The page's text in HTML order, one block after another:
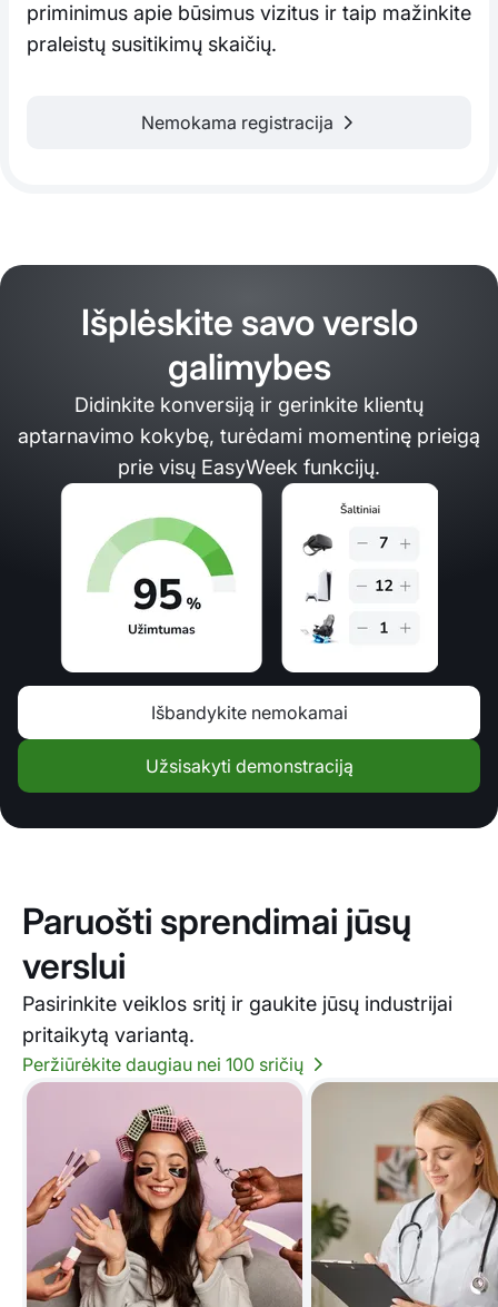
priminimus apie būsimus vizitus ir taip mažinkite
praleistų susitikimų skaičių.
Nemokama registracija
Išplėskite savo verslo
galimybes
Didinkite konversiją ir gerinkite klientų
aptarnavimo kokybę, turėdami momentinę prieigą
prie visų EasyWeek funkcijų.
Išbandykite nemokamai
Užsisakyti demonstraciją
Paruošti sprendimai jūsų
verslui
Pasirinkite veiklos sritį ir gaukite jūsų industrijai
pritaikytą variantą.
Peržiūrėkite daugiau nei 100 sričių